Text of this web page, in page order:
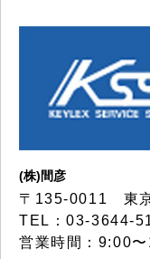
(株)間彦
〒135-0011 東
TEL：03-3644-
営業時間：9:00